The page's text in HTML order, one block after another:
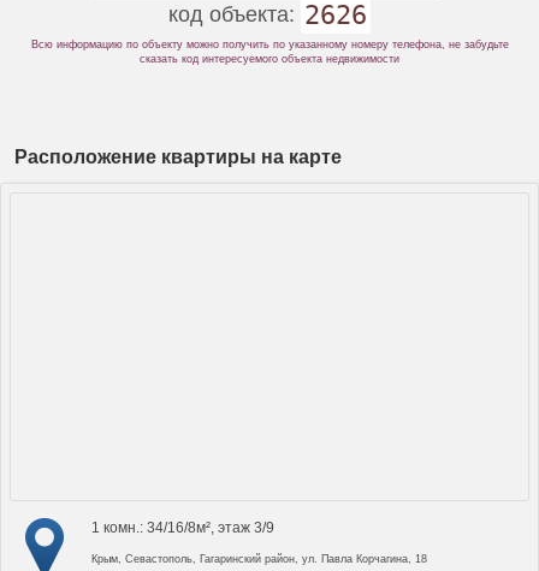
код объекта: 2626
Всю информацию по объекту можно получить по указанному номеру телефона, не забудьте
сказать код интересуемого объекта недвижимости
Расположение квартиры на карте
1 комн.: 34/16/8м², этаж 3/9
Крым, Севастополь, Гагаринский район, ул. Павла Корчагина, 18